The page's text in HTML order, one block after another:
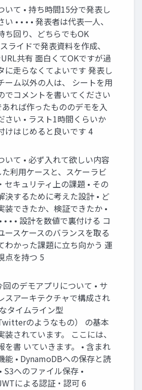
いて • 持ち時間15分で発表し
い • • • • 発表者は代表一人、
ち回り、どちらでもOK
ライドで発表資料を作成、
共有 面白くてOKですが過
に走らなくてよいです 発表し
ーム以外の人は、 シートを用
でコメントを書いてください
あれば作ったもののデモを入
さい • ラスト1時間くらいか
けはじめると良いです 4
いて • 必ず入れて欲しい内容
た利用ケースと、スケーラビ
セキュリティ上の課題 • その
決するために考えた設計 • ど
装できたか、検証できたか •
• • • 設計を数値で裏付ける コ
ースケースのバランスを取る
わかった課題に立ち向かう 運
点を持つ 5
のデモアプリについて • サ
スアーキテクチャで構成され
タイムライン型
のようなもの） の基本
装されています。 ここには、
を書 いていきます。 • 含まれ
能 • DynamoDBへの保存と読
S3へのファイル保存 •
による認証・認可 6